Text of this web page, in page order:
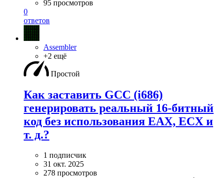
95 просмотров
0
ответов
Assembler
+2 ещё
Простой
Как заставить GCC (i686)
генерировать реальный 16-битный
код без использования EAX, ECX и
т. д.?
1 подписчик
31 окт. 2025
278 просмотров